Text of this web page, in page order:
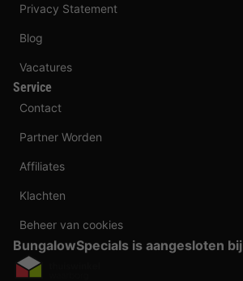
Privacy Statement
Blog
Vacatures
Service
Contact
Partner Worden
Affiliates
Klachten
Beheer van cookies
BungalowSpecials is aangesloten bij